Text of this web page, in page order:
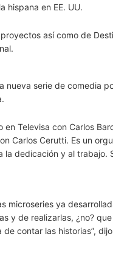
hispana en EE. UU.
así como de
nueva serie de comedia
Televisa con Carlos
Carlos Cerutti. Es un
dedicación y al trabajo.
microseries ya
y de realizarlas, ¿no?
contar las historias”,